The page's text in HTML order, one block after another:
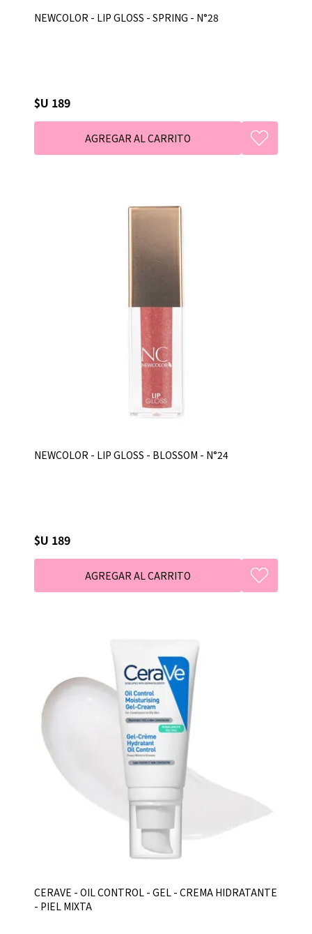
NEWCOLOR - LIP GLOSS - SPRING - N°28
$U 189
NEWCOLOR - LIP GLOSS - BLOSSOM - N°24
$U 189
CERAVE - OIL CONTROL - GEL - CREMA HIDRATANTE
- PIEL MIXTA